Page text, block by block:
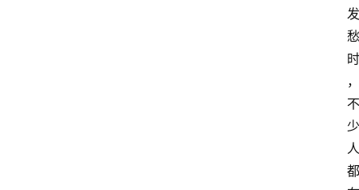
发
愁
时
，
不
少
人
都